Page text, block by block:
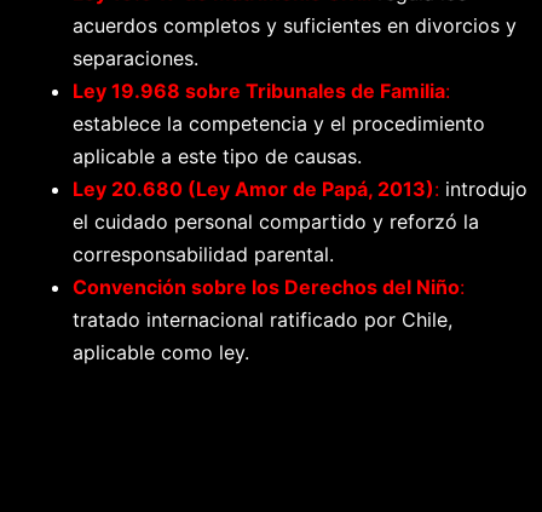
acuerdos completos y suficientes en divorcios y
separaciones.
Ley 19.968 sobre Tribunales de Familia:
establece la competencia y el procedimiento
aplicable a este tipo de causas.
Ley 20.680 (Ley Amor de Papá, 2013): introdujo
el cuidado personal compartido y reforzó la
corresponsabilidad parental.
Convención sobre los Derechos del Niño:
tratado internacional ratificado por Chile,
aplicable como ley.